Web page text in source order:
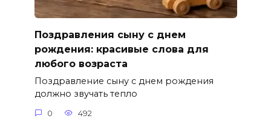
Поздравления сыну с днем
рождения: красивые слова для
любого возраста
Поздравление сыну с днем рождения
должно звучать тепло
0 492